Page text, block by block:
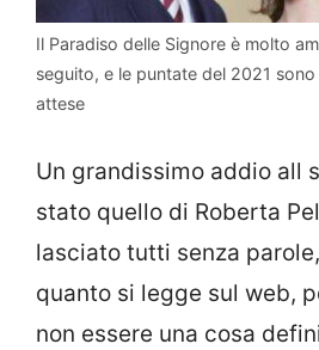
Il Paradiso delle Signore è molto
seguito, e le puntate del 2021 sono
attese
Un grandissimo addio all
stato quello di Roberta
lasciato tutti senza
quanto si legge sul web,
non essere una cosa